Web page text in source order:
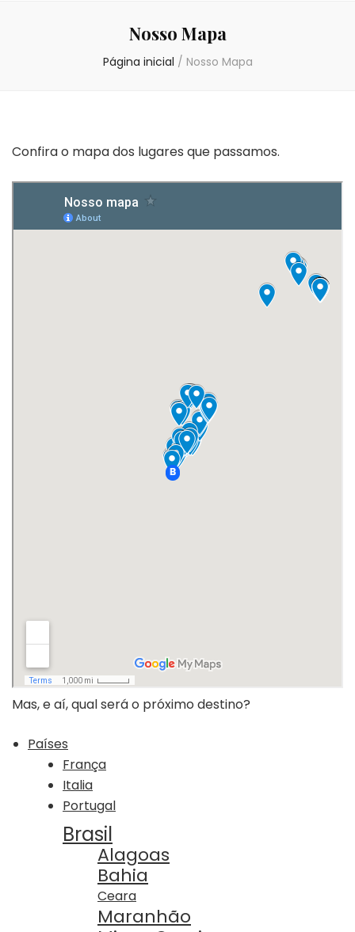
Nosso Mapa
Página inicial / Nosso Mapa
Confira o mapa dos lugares que passamos.
Mas, e aí, qual será o próximo destino?
Países
França
Italia
Portugal
Brasil
Alagoas
Bahia
Ceara
Maranhão